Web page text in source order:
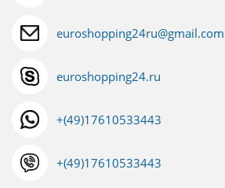
euroshopping24ru@gmail.com
euroshopping24.ru
+(49)17610533443
+(49)17610533443